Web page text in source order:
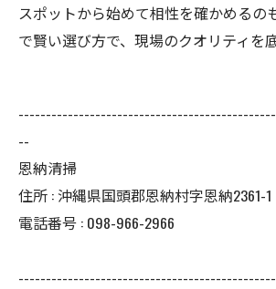
スポットから始めて相性を確かめるの
で賢い選び方で、現場のクオリティを
--
恩納清掃
住所 : 沖縄県国頭郡恩納村字恩納2361-1
電話番号 : 098-966-2966